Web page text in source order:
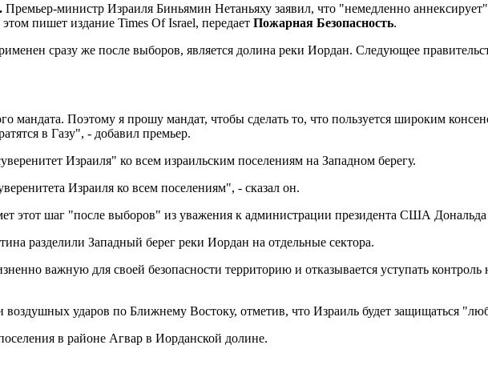
Премьер-министр Израиля Биньямин Нетаньяху заявил, что "немедленно
пишет издание Times Of Israel, передает Пожарная Безопасность.
сразу же после выборов, является долина реки Иордан. Следующее
мандата. Поэтому я прошу мандат, чтобы сделать то, что пользуется широким
в Газу", - добавил премьер.
Израиля" ко всем израильским поселениям на Западном берегу.
Израиля ко всем поселениям", - сказал он.
этот шаг "после выборов" из уважения к администрации президента США
разделили Западный берег реки Иордан на отдельные сектора.
важную для своей безопасности территорию и отказывается уступать
воздушных ударов по Ближнему Востоку, отметив, что Израиль будет защищаться
в районе Агвар в Иорданской долине.